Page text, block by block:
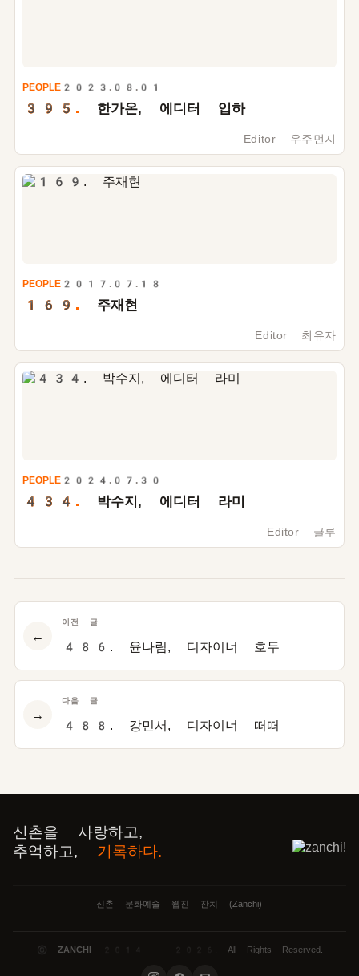
PEOPLE 2023.08.01
395. 한가온, 에디터 입하
Editor 우주먼지
PEOPLE 2017.07.18
169. 주재현
Editor 최유자
PEOPLE 2024.07.30
434. 박수지, 에디터 라미
Editor 글루
←
이전 글
486. 윤나림, 디자이너 호두
다음 글
488. 강민서, 디자이너 떠떠
→
신촌을 사랑하고,
추억하고, 기록하다.
신촌 문화예술 웹진 잔치 (Zanchi)
© ZANCHI 2014 — 2026. All Rights Reserved.